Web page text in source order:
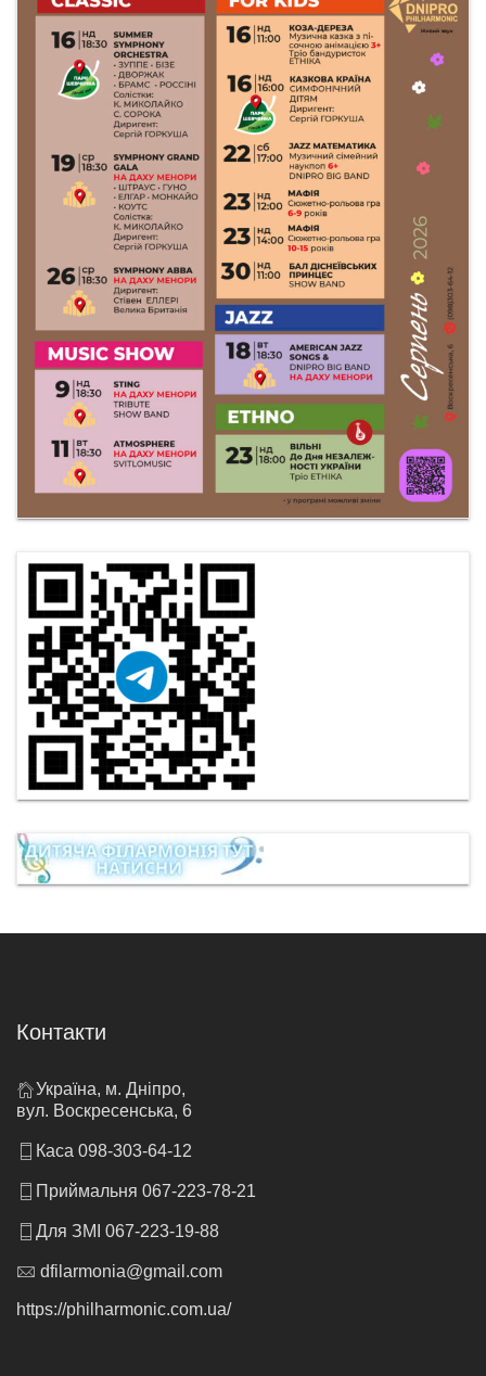
Контакти
Україна, м. Дніпро,
вул. Воскресенська, 6
Каса 098-303-64-12
Приймальня 067-223-78-21
Для ЗМІ 067-223-19-88
dfilarmonia@gmail.com
https://philharmonic.com.ua/